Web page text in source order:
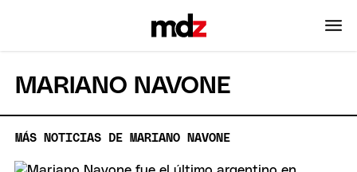
MARIANO NAVONE
MÁS NOTICIAS DE MARIANO NAVONE